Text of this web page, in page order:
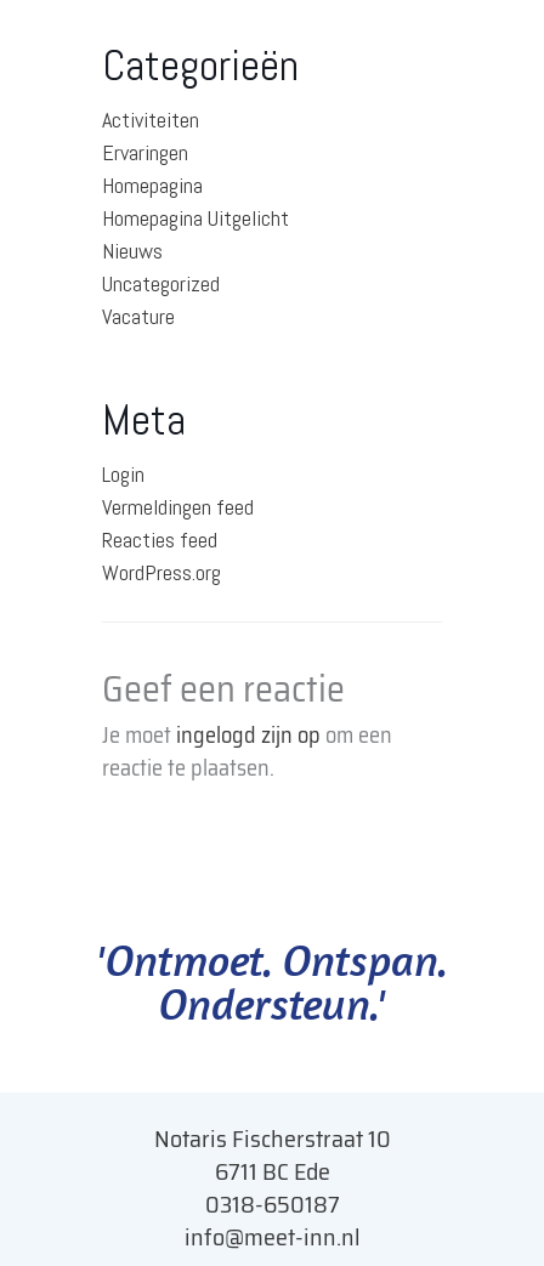
Categorieën
Activiteiten
Ervaringen
Homepagina
Homepagina Uitgelicht
Nieuws
Uncategorized
Vacature
Meta
Login
Vermeldingen feed
Reacties feed
WordPress.org
Geef een reactie
Je moetingelogd zijn op om een
reactie te plaatsen.
'Ontmoet. Ontspan.
Ondersteun.'
Notaris Fischerstraat 10
6711 BC Ede
0318-650187
info@meet-inn.nl